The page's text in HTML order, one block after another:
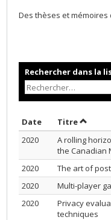
Des thèses et
Rechercher dans la
Date Trier par date
TitreTrier
2020
A rolling
the Canadian
2020
The art of
2020
Multi-player
2020
Privacy
techniques